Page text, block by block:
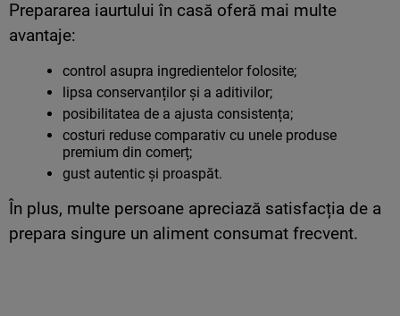
Prepararea iaurtului în casă oferă mai multe
avantaje:
control asupra ingredientelor folosite;
lipsa conservanților și a aditivilor;
posibilitatea de a ajusta consistența;
costuri reduse comparativ cu unele produse
premium din comerț;
gust autentic și proaspăt.
În plus, multe persoane apreciază satisfacția de a
prepara singure un aliment consumat frecvent.